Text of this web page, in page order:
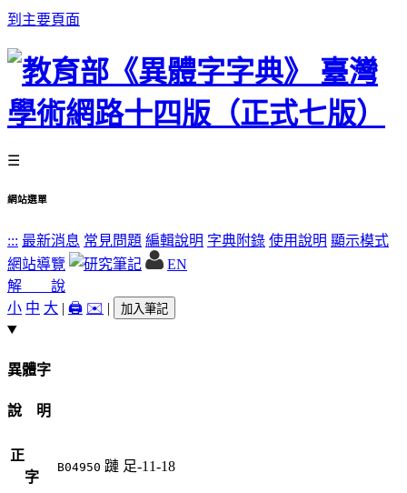
到主要頁面
☰
網站選單
::: 最新消息 常見問題 編輯說明 字典附錄 使用說明 顯示模式
網站導覽
EN
解 說
小 中 大 | 🖨️ ✉️ | 加入筆記
異體字
說 明
正
字
B04950 蹥 足-11-18